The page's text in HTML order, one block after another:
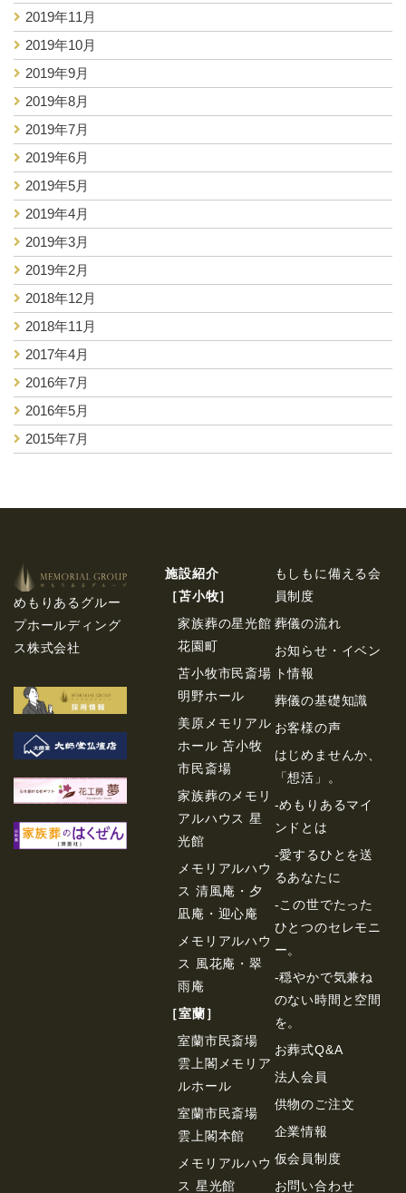
2019年11月
2019年10月
2019年9月
2019年8月
2019年7月
2019年6月
2019年5月
2019年4月
2019年3月
2019年2月
2018年12月
2018年11月
2017年4月
2016年7月
2016年5月
2015年7月
めもりあるグルー
プホールディング
ス株式会社
施設紹介
［苫⼩牧］
家族葬の星光館
花園町
苫小牧市民斎場
明野ホール
美原メモリアル
ホール 苫小牧
市民斎場
家族葬のメモリ
アルハウス 星
光館
メモリアルハウ
ス 清風庵・夕
凪庵・迎心庵
メモリアルハウ
ス 風花庵・翠
雨庵
［室蘭］
室蘭市民斎場
雲上閣メモリア
ルホール
室蘭市民斎場
雲上閣本館
メモリアルハウ
ス 星光館
もしもに備える会
員制度
葬儀の流れ
お知らせ・イベン
ト情報
葬儀の基礎知識
お客様の声
はじめませんか、
「想活」。
-めもりあるマイ
ンドとは
-愛するひとを送
るあなたに
-この世でたった
ひとつのセレモニ
ー。
-穏やかで気兼ね
のない時間と空間
を。
お葬式Q&A
法⼈会員
供物のご注⽂
企業情報
仮会員制度
お問い合わせ